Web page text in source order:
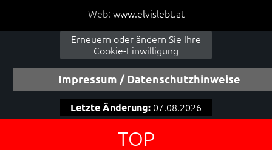
Web: www.elvislebt.at
Erneuern oder ändern Sie Ihre
Cookie-Einwilligung
Impressum / Datenschutzhinweise
Letzte Änderung: 07.08.2026
TOP